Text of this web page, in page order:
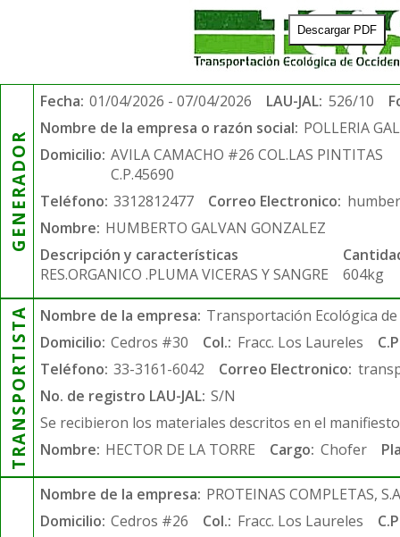
Descargar PDF
GENERADOR
Fecha: 01/04/2026 - 07/04/2026 LAU-JAL: 526/10
Nombre de la empresa o razón social: POLLERIA
Domicilio: AVILA CAMACHO #26 COL.LAS PINTITAS
C.P.45690
Teléfono: 3312812477 Correo Electronico:
Nombre: HUMBERTO GALVAN GONZALEZ
Descripción y características
RES.ORGANICO .PLUMA VICERAS Y SANGRE
604kg
TRANSPORTISTA Nombre de la empresa: Transportación Ecológica de
Domicilio: Cedros #30 Col.: Fracc. Los Laureles
Teléfono: 33-3161-6042 Correo Electronico:
No. de registro LAU-JAL: S/N
Se recibieron los materiales descritos en el
Nombre: HECTOR DE LA TORRE Cargo: Chofer
Nombre de la empresa: PROTEINAS COMPLETAS,
Domicilio: Cedros #26 Col.: Fracc. Los Laureles